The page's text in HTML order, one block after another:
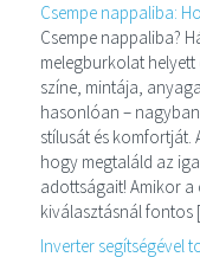
Csempe nappaliba:
Csempe nappaliba?
melegburkolat
színe, mintája,
hasonlóan –
stílusát és komfortját.
hogy megtaláld az
adottságait! Amikor a
kiválasztásnál
Inverter segítségével